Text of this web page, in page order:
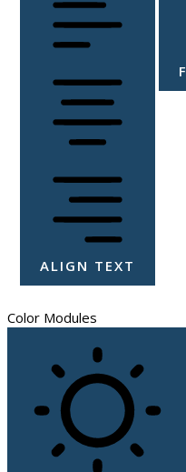
ALIGN TEXT
Color Modules